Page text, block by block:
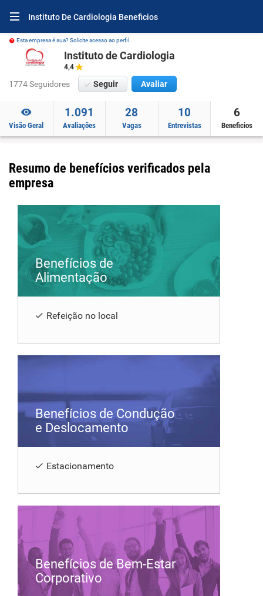
Instituto De Cardiologia Beneficios
Esta empresa é sua? Solicite acesso ao perfil.
Instituto de Cardiologia
4,4
1774 Seguidores Seguir Avaliar
Visão Geral
1.091
Avaliações
28
Vagas
10
Entrevistas
6
Beneficios
Resumo de benefícios verificados pela
empresa
Benefícios de
Alimentação
Refeição no local
Benefícios de Condução
e Deslocamento
Estacionamento
Benefícios de Bem-Estar
Corporativo